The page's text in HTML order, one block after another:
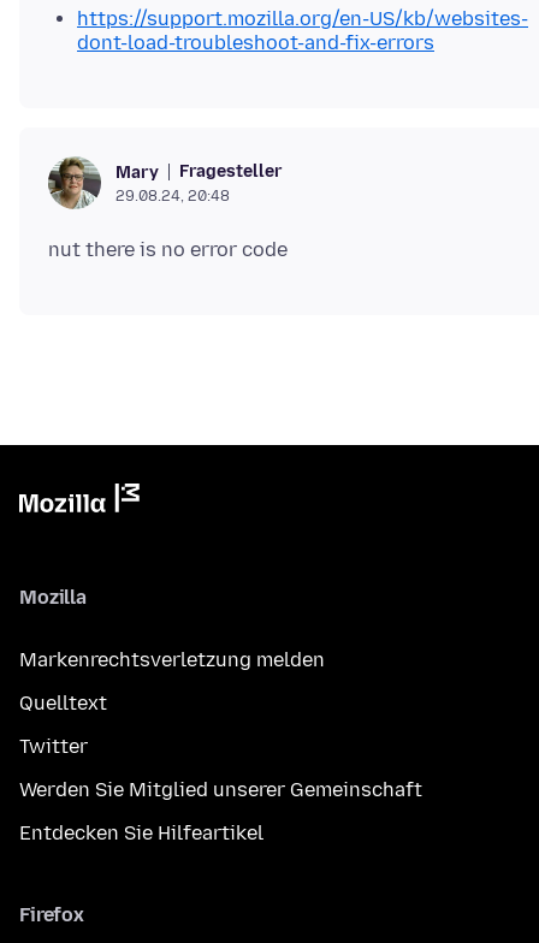
https://support.mozilla.org/en-US/kb/websites-
dont-load-troubleshoot-and-fix-errors
Mary Fragesteller
29.08.24, 20:48
Mozilla
Markenrechtsverletzung melden
Quelltext
Twitter
Werden Sie Mitglied unserer Gemeinschaft
Entdecken Sie Hilfeartikel
Firefox